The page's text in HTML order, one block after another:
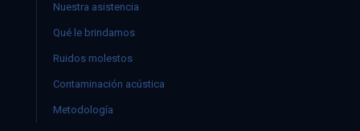
Nuestra asistencia
Qué le brindamos
Ruidos molestos
Contaminación acústica
Metodología